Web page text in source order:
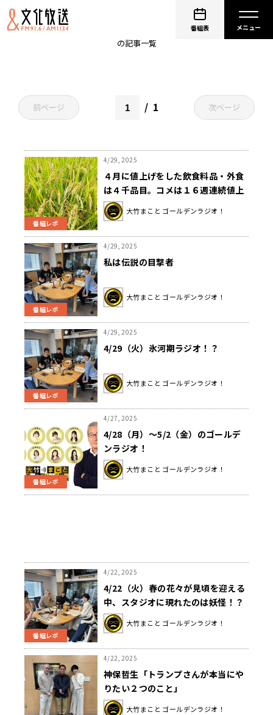
番組表
の記事一覧
前ページ 1 次ページ
番組レポ
4/29, 2025
４月に値上げをした飲食料品・外食
は４千品目。コメは１６週連続値上
げ。
大竹まこと ゴールデンラジオ！
番組レポ
4/29, 2025
私は伝説の目撃者
大竹まこと ゴールデンラジオ！
番組レポ
4/29, 2025
4/29（火）氷河期ラジオ！？
大竹まこと ゴールデンラジオ！
番組レポ
4/27, 2025
4/28（月）～5/2（金）のゴールデ
ンラジオ！
大竹まこと ゴールデンラジオ！
番組レポ
4/22, 2025
4/22（火）春の花々が見頃を迎える
中、スタジオに現れたのは妖怪！？
大竹まこと ゴールデンラジオ！
4/22, 2025
神保哲生「トランプさんが本当にや
りたい２つのこと」
大竹まこと ゴールデンラジオ！